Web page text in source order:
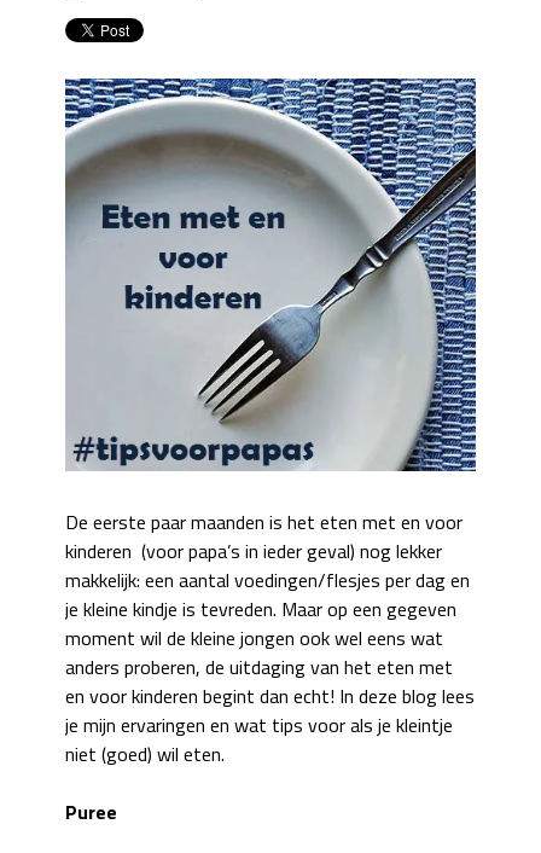
De eerste paar maanden is het eten met en voor
kinderen (voor papa’s in ieder geval) nog lekker
makkelijk: een aantal voedingen/flesjes per dag en
je kleine kindje is tevreden. Maar op een gegeven
moment wil de kleine jongen ook wel eens wat
anders proberen, de uitdaging van het eten met
en voor kinderen begint dan echt! In deze blog lees
je mijn ervaringen en wat tips voor als je kleintje
niet (goed) wil eten.
Puree